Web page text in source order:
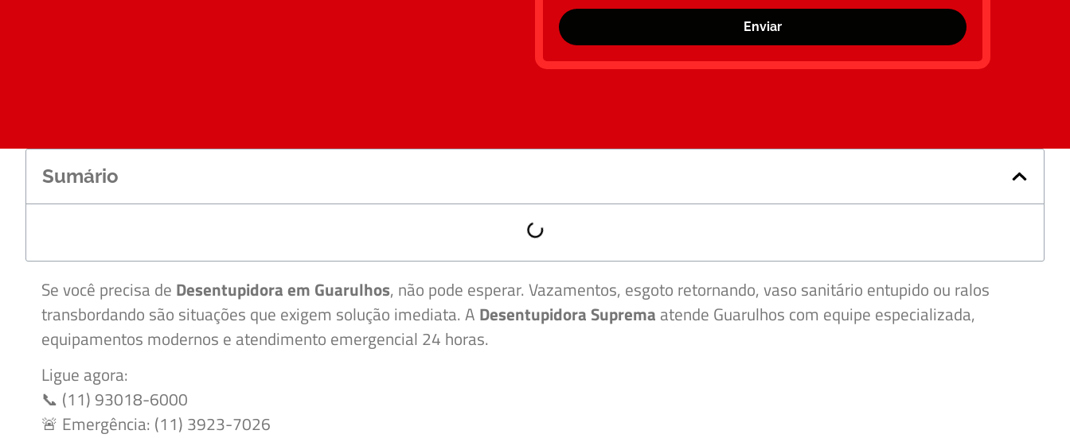
Enviar
Sumário
Se você precisa de Desentupidora em Guarulhos, não pode esperar. Vazamentos, esgoto retornando, vaso sanitário entupido ou ralos
transbordando são situações que exigem solução imediata. A Desentupidora Suprema atende Guarulhos com equipe especializada,
equipamentos modernos e atendimento emergencial 24 horas.
Ligue agora:
📞 (11) 93018-6000
🚨 Emergência: (11) 3923-7026